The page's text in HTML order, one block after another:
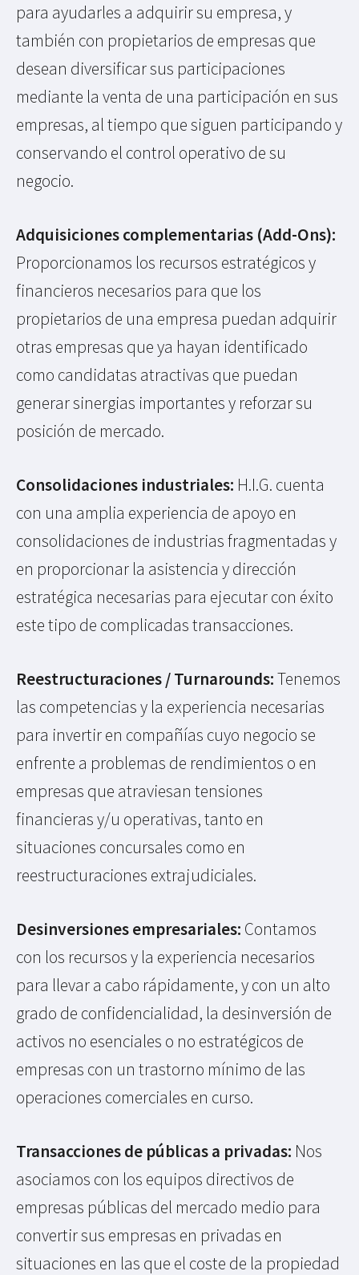
para ayudarles a adquirir su empresa, y
también con propietarios de empresas que
desean diversificar sus participaciones
mediante la venta de una participación en sus
empresas, al tiempo que siguen participando y
conservando el control operativo de su
negocio.
Adquisiciones complementarias (Add-Ons):
Proporcionamos los recursos estratégicos y
financieros necesarios para que los
propietarios de una empresa puedan adquirir
otras empresas que ya hayan identificado
como candidatas atractivas que puedan
generar sinergias importantes y reforzar su
posición de mercado.
Consolidaciones industriales: H.I.G. cuenta
con una amplia experiencia de apoyo en
consolidaciones de industrias fragmentadas y
en proporcionar la asistencia y dirección
estratégica necesarias para ejecutar con éxito
este tipo de complicadas transacciones.
Reestructuraciones / Turnarounds:Tenemos
las competencias y la experiencia necesarias
para invertir en compañías cuyo negocio se
enfrente a problemas de rendimientos o en
empresas que atraviesan tensiones
financieras y/u operativas, tanto en
situaciones concursales como en
reestructuraciones extrajudiciales.
Desinversiones empresariales: Contamos
con los recursos y la experiencia necesarios
para llevar a cabo rápidamente, y con un alto
grado de confidencialidad, la desinversión de
activos no esenciales o no estratégicos de
empresas con un trastorno mínimo de las
operaciones comerciales en curso.
Transacciones de públicas a privadas: Nos
asociamos con los equipos directivos de
empresas públicas del mercado medio para
convertir sus empresas en privadas en
situaciones en las que el coste de la propiedad